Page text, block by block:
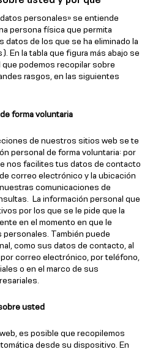
personales» se entiende
persona física que permita
de los que se ha eliminado la
En la tabla que figura más abajo se
podemos recopilar sobre
rasgos, en las siguientes
forma voluntaria
de nuestros sitios web se te
personal de forma voluntaria: por
nos facilites tus datos de contacto
correo electrónico y la ubicación
comunicaciones de
La información personal que
por los que se le pide que la
en el momento en que le
También puede
como sus datos de contacto, al
correo electrónico, por teléfono,
o en el marco de sus
usted
es posible que recopilemos
desde su dispositivo. En